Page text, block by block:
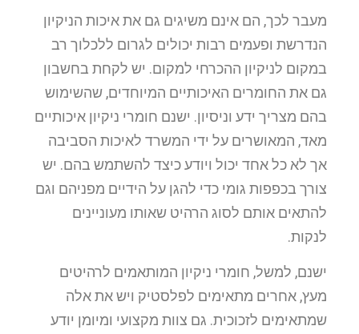
מעבר לכך, הם אינם משיגים גם את איכות הניקיון
הנדרשת ופעמים רבות יכולים לגרום ללכלוך רב
במקום לניקיון ההכרחי למקום. יש לקחת בחשבון
גם את החומרים האיכותיים המיוחדים, שהשימוש
בהם מצריך ידע וניסיון. ישנם חומרי ניקיון איכותיים
מאד, המאושרים על ידי המשרד לאיכות הסביבה
אך לא כל אחד יכול ויודע כיצד להשתמש בהם. יש
צורך בכפפות גומי כדי להגן על הידיים מפניהם וגם
להתאים אותם לסוג הרהיט שאותו מעוניינים
לנקות.
ישנם, למשל, חומרי ניקיון המותאמים לרהיטים
מעץ, אחרים מתאימים לפלסטיק ויש את אלה
שמתאימים לזכוכית. גם צוות מקצועי ומיומן יודע